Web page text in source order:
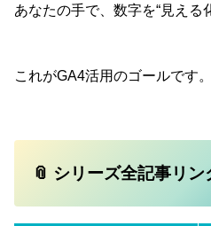
あなたの手で、数字を“見える
これがGA4活用のゴールです。
📎 シリーズ全記事リン